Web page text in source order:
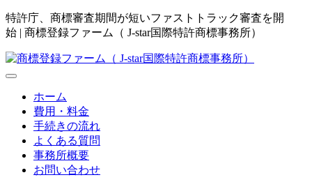
特許庁、商標審査期間が短いファストトラック審査を開
始 | 商標登録ファーム（ J-star国際特許商標事務所）
ホーム
費用・料金
手続きの流れ
よくある質問
事務所概要
お問い合わせ